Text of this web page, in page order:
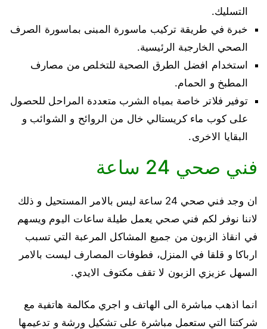
التسليك.
خبرة في طريقة تركيب ماسورة المبنى بماسورة الصرف
الصحي الخارجبة الرئيسية.
استخدام افضل الطرق الصحية للتخلص من مصارف
المطبخ و الحمام.
توفير فلاتر خاصة بمياه الشرب متعددة المراحل للحصول
على كوب ماء كريستالي خال من الروائح و الشوائب و
البقايا الاخرى.
فني صحي 24 ساعة
ان وجد فني صحي 24 ساعة ليس بالامر المستحيل و ذلك
لاننا نوفر لكم فني صحي يعمل طيلة ساعات اليوم ويسهم
في انقاذ الزبون من جميع المشاكل المرعبة التي تسبب
ارباكا و قلقا في المنزل، فطوفات المصارف ليست بالامر
السهل عزيزي الزبون لا تقف مكتوف الايدي.
انما اذهب مباشرة الى الهاتف و اجري مكالمة هاتفية مع
شركتنا التي ستعمل مباشرة على تشكيل ورشة و تدعيمها